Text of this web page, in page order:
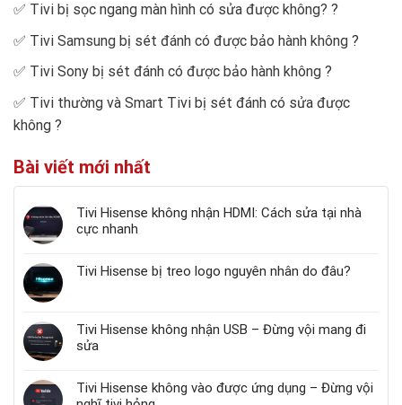
✅ Tivi bị sọc ngang màn hình có sửa được không? ?
✅ Tivi Samsung bị sét đánh có được bảo hành không ?
✅ Tivi Sony bị sét đánh có được bảo hành không ?
✅ Tivi thường và Smart Tivi bị sét đánh có sửa được
không ?
Bài viết mới nhất
Tivi Hisense không nhận HDMI: Cách sửa tại nhà
cực nhanh
Tivi Hisense bị treo logo nguyên nhân do đâu?
Tivi Hisense không nhận USB – Đừng vội mang đi
sửa
Tivi Hisense không vào được ứng dụng – Đừng vội